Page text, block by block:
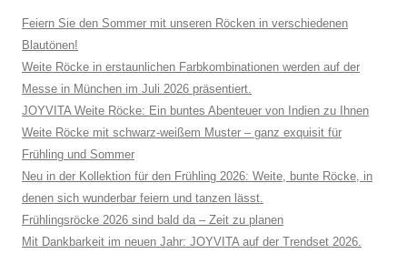
Feiern Sie den Sommer mit unseren Röcken in verschiedenen
Blautönen!
Weite Röcke in erstaunlichen Farbkombinationen werden auf der
Messe in München im Juli 2026 präsentiert.
JOYVITA Weite Röcke: Ein buntes Abenteuer von Indien zu Ihnen
Weite Röcke mit schwarz-weißem Muster – ganz exquisit für
Frühling und Sommer
Neu in der Kollektion für den Frühling 2026: Weite, bunte Röcke, in
denen sich wunderbar feiern und tanzen lässt.
Frühlingsröcke 2026 sind bald da – Zeit zu planen
Mit Dankbarkeit im neuen Jahr: JOYVITA auf der Trendset 2026.